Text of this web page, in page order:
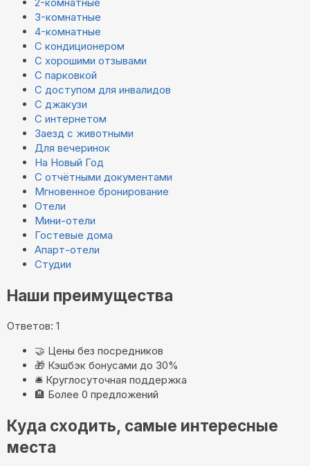
3-комнатные
4-комнатные
С кондиционером
С хорошими отзывами
С парковкой
С доступом для инвалидов
С джакузи
С интернетом
Заезд с животными
Для вечеринок
На Новый Год
С отчётными документами
Мгновенное бронирование
Отели
Мини-отели
Гостевые дома
Апарт-отели
Студии
Наши преимущества
Ответов: 1
🤝 Цены без посредников
🎁 Кэшбэк бонусами до 30%
🛎️ Круглосуточная поддержка
🏨 Более 0 предложений
Куда сходить, самые интересные
места